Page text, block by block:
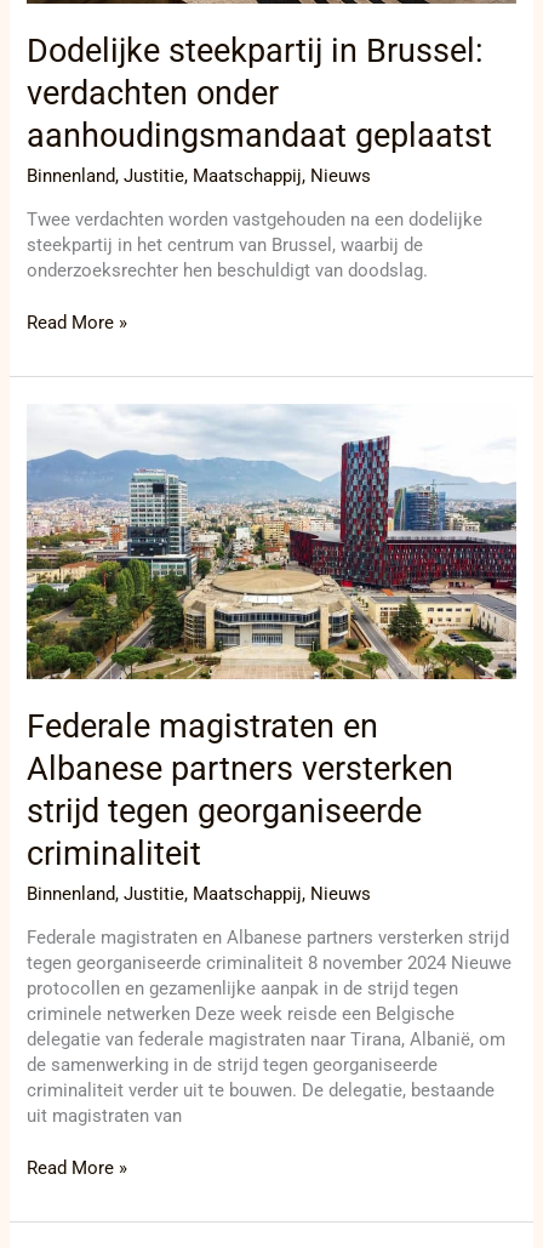
Dodelijke steekpartij in Brussel:
verdachten onder
aanhoudingsmandaat geplaatst
Binnenland,Justitie, Maatschappij, Nieuws
Twee verdachten worden vastgehouden na een dodelijke
steekpartij in het centrum van Brussel, waarbij de
onderzoeksrechter hen beschuldigt van doodslag.
Read More »
Federale magistraten en
Albanese partners versterken
strijd tegen georganiseerde
criminaliteit
Binnenland,Justitie, Maatschappij, Nieuws
Federale magistraten en Albanese partners versterken strijd
tegen georganiseerde criminaliteit 8 november 2024 Nieuwe
protocollen en gezamenlijke aanpak in de strijd tegen
criminele netwerken Deze week reisde een Belgische
delegatie van federale magistraten naar Tirana, Albanië, om
de samenwerking in de strijd tegen georganiseerde
criminaliteit verder uit te bouwen. De delegatie, bestaande
uit magistraten van
en
Albanese
partners
versterken
strijd
tegen
georganiseerde
criminaliteit
Read More »